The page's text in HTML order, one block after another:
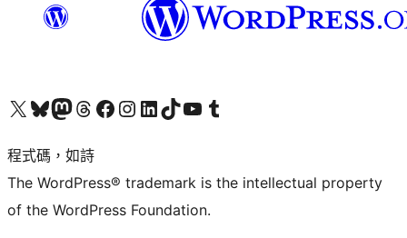
查看我們的 X (之前的 Twitter) 帳號造訪我們的 Bluesky 帳號造訪我們的 Mastodon 帳號造訪我們的 Threads 帳號 造訪我們的 Facebook 粉絲專頁Visit our Instagram account
Visit our LinkedIn account
造訪我們的 TikTok 帳號Visit our YouTube channel
造訪我們的 Tumblr 帳號
程式碼，如詩
The WordPress® trademark is the intellectual property
of the WordPress Foundation.